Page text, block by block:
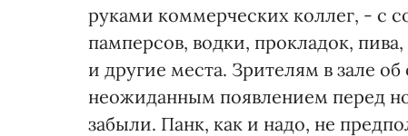
руками коммерческих коллег, - с
памперсов, водки, прокладок,
и другие места. Зрителям в зале
неожиданным появлением перед
забыли. Панк, как и надо, не